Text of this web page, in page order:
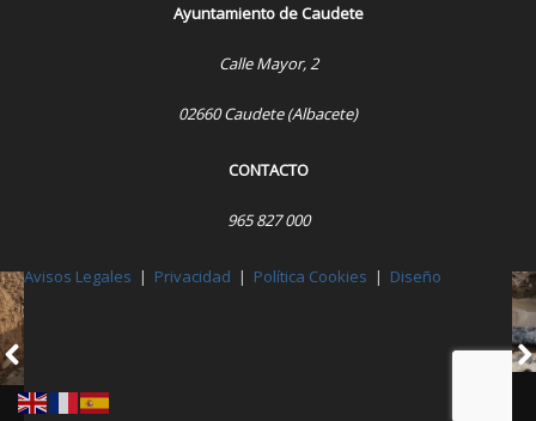
Ayuntamiento de Caudete
Calle Mayor, 2
02660 Caudete (Albacete)
CONTACTO
965 827 000
Avisos Legales | Privacidad | Política Cookies | Diseño